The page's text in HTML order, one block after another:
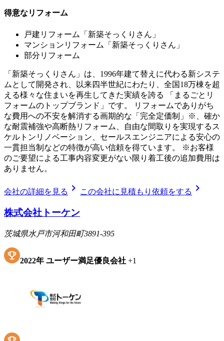
得意なリフォーム
戸建リフォーム「新築そっくりさん」
マンションリフォーム「新築そっくりさん」
部分リフォーム
「新築そっくりさん」は、1996年建て替えに代わる新システ
ムとして開発され、以来四半世紀にわたり、全国18万棟を超
える様々な住まいを再生してきた実績を誇る 「まるごとリ
フォームのトップブランド」です。 リフォームでありがち
な費用への不安を解消する画期的な「完全定価制」※、確か
な耐震補強や高断熱リフォーム、自由な間取りを実現するス
ケルトンリノベーション、セールスエンジニアによる安心の
一貫担当制などの特徴が高い信頼を得ています。 ※お客様
のご要望による工事内容変更がない限り着工後の追加費用は
ありません。
会社の詳細を見る chevron_right この会社に見積もり依頼をする chevron_right
株式会社トーケン
茨城県水戸市河和田町3891-395
2022年 ユーザー満足優良会社 +1